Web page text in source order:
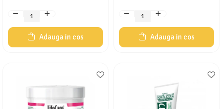
Adauga in cos Adauga in cos